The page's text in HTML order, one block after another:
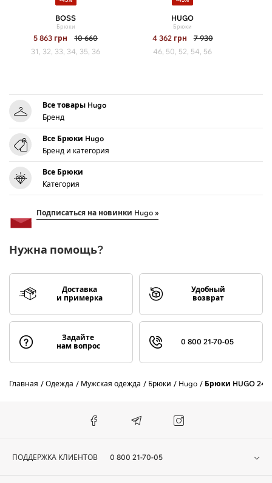
BOSS
Брюки
5 863 грн
10 660
31, 32, 33, 34, 35, 36
HUGO
Брюки
4 362 грн
7 930
46, 50, 52, 54, 56
Все товары Hugo
Бренд
Все Брюки Hugo
Бренд и категория
Все Брюки
Категория
Подписаться на новинки Hugo »
Нужна помощь?
Доставка
и примерка
Удобный
возврат
Задайте
нам вопрос
0 800 21-70-05
Главная Одежда Мужская одежда Брюки Hugo Брюки HUGO
ПОДДЕРЖКА КЛИЕНТОВ 0 800 21-70-05